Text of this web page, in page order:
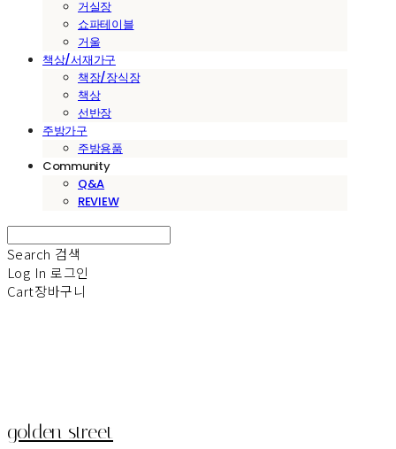
거실장
쇼파테이블
거울
책상/서재가구
책장/장식장
책상
선반장
주방가구
주방용품
Community
Q&A
REVIEW
Search 검색
Log In 로그인
Cart장바구니
golden street